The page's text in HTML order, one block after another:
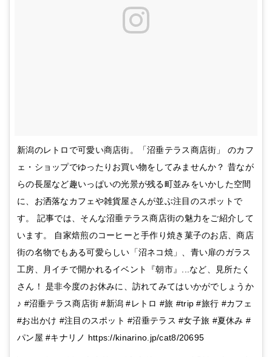
新潟のレトロで可愛い商店街。「沼垂テラス商店街」 のカフ
ェ・ショップでゆったりお買い物をしてみませんか？ 昔なが
らの長屋など趣いっぱいの光景が残る町並みをいかした空間
に、お洒落なカフェや雑貨屋さんが並ぶ注目のスポットで
す。 記事では、そんな沼垂テラス商店街の魅力をご紹介して
います。 自家焙煎のコーヒーと手作り焼き菓子のお店、商店
街の名物でもある可愛らしい「沼ネコ焼」、青い扉のガラス
工房、月イチで開かれるイベント『朝市』...など、見所たく
さん！ 是非今度のお休みに、訪れてみてはいかがでしょうか
♪ #沼垂テラス商店街 #新潟 #レトロ #旅 #trip #旅行 #カフェ
#お出かけ #注目のスポット #沼垂テラス #女子旅 #夏休み #
パン屋 #キナリノ https://kinarino.jp/cat8/20695